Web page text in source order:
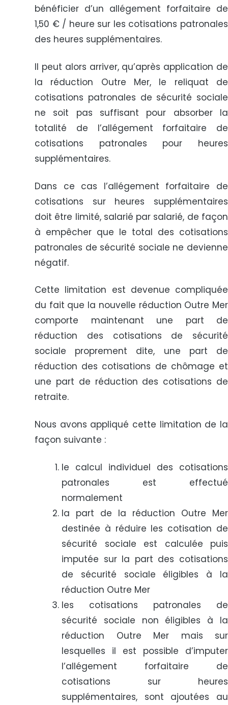
bénéficier d’un allégement forfaitaire de
1,50 € / heure sur les cotisations patronales
des heures supplémentaires.
Il peut alors arriver, qu’après application de
la réduction Outre Mer, le reliquat de
cotisations patronales de sécurité sociale
ne soit pas suffisant pour absorber la
totalité de l’allégement forfaitaire de
cotisations patronales pour heures
supplémentaires.
Dans ce cas l’allégement forfaitaire de
cotisations sur heures supplémentaires
doit être limité, salarié par salarié, de façon
à empêcher que le total des cotisations
patronales de sécurité sociale ne devienne
négatif.
Cette limitation est devenue compliquée
du fait que la nouvelle réduction Outre Mer
comporte maintenant une part de
réduction des cotisations de sécurité
sociale proprement dite, une part de
réduction des cotisations de chômage et
une part de réduction des cotisations de
retraite.
Nous avons appliqué cette limitation de la
façon suivante :
le calcul individuel des cotisations
patronales est effectué
normalement
la part de la réduction Outre Mer
destinée à réduire les cotisation de
sécurité sociale est calculée puis
imputée sur la part des cotisations
de sécurité sociale éligibles à la
réduction Outre Mer
les cotisations patronales de
sécurité sociale non éligibles à la
réduction Outre Mer mais sur
lesquelles il est possible d’imputer
l’allégement forfaitaire de
cotisations sur heures
supplémentaires, sont ajoutées au